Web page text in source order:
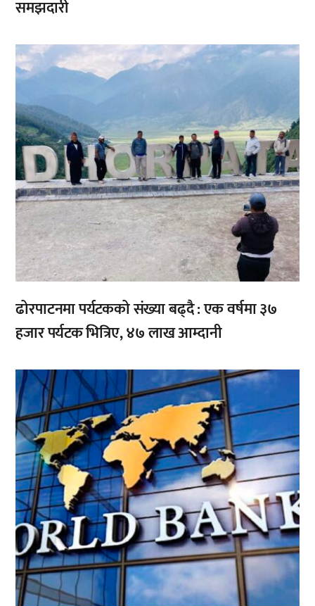
समझदारी
,,
ढोरपाटनमा पर्यटकको संख्या बढ्दै : एक वर्षमा ३७
हजार पर्यटक भित्रिए, ४७ लाख आम्दानी